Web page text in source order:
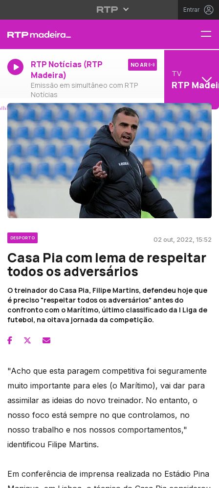
Entrar
RTP Notícias (RTP
Madeira)
Emissão em simultâneo com RTP
Notícias
NO AR
TV
RTP
DESPORTO 02 out, 2022, 15:52
Casa Pia com lema de respeitar
todos os adversários
O treinador do Casa Pia, Filipe Martins, defendeu hoje que
é preciso "respeitar todos os adversários" antes do
confronto com o Marítimo, último classificado da I Liga de
futebol, na oitava jornada da competição.
"Acho que esta paragem competitiva foi seguramente
muito importante para eles (o Marítimo), vai dar para
assimilar as ideias do novo treinador. No entanto, o
nosso foco está sempre no que controlamos, no
nosso trabalho e nos nossos comportamentos,"
identificou Filipe Martins.
Em conferência de imprensa realizada no Estádio Pina